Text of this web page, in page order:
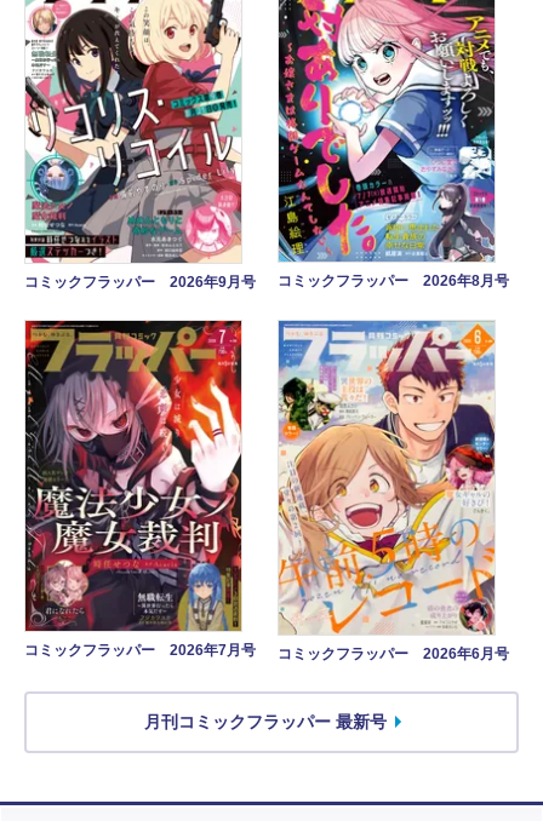
コミックフラッパー 2026年9月号 コミックフラッパー 2026年8月号
コミックフラッパー 2026年7月号 コミックフラッパー 2026年6月号
月刊コミックフラッパー 最新号